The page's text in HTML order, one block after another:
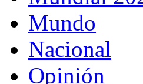
Mundo
Nacional
Opinión